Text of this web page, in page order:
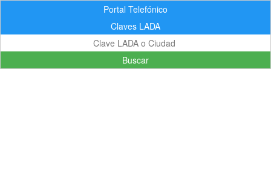
Portal Telefónico
Claves LADA
Buscar